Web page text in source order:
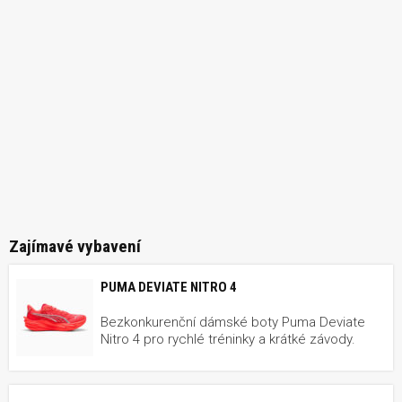
Zajímavé vybavení
PUMA DEVIATE NITRO 4
Bezkonkurenční dámské boty Puma Deviate
Nitro 4 pro rychlé tréninky a krátké závody.